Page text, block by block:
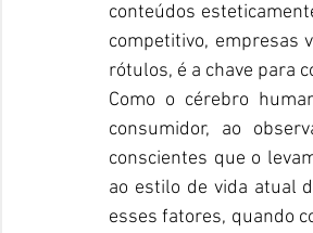
conteúdos
competitivo, empresas
rótulos, é a chave para
Como o cérebro
consumidor, ao
conscientes que o
ao estilo de vida atual
esses fatores, quando